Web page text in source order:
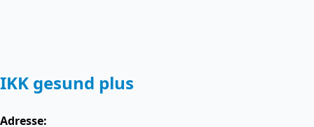
IKK gesund plus
Adresse: